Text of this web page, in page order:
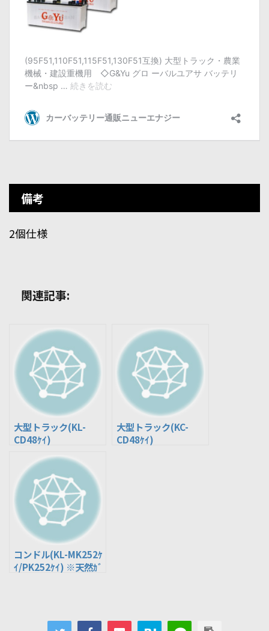
備考
2個仕様
関連記事:
大型トラック(KL-
CD48ｹｲ)
大型トラック(KC-
CD48ｹｲ)
コンドル(KL-MK252ｹ
ｲ/PK252ｹｲ) ※天然ｶﾞ